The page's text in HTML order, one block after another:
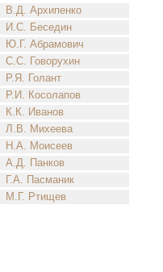
В.Д. Архипенко
И.С. Беседин
Ю.Г. Абрамович
С.С. Говорухин
Р.Я. Голант
Р.И. Косолапов
К.К. Иванов
Л.В. Михеева
Н.А. Моисеев
А.Д. Панков
Г.А. Пасманик
М.Г. Ртищев